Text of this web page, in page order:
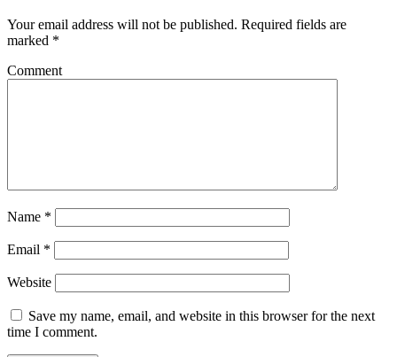
Your email address will not be published. Required fields are
marked *
Comment
Name *
Email *
Website
Save my name, email, and website in this browser for the next
time I comment.